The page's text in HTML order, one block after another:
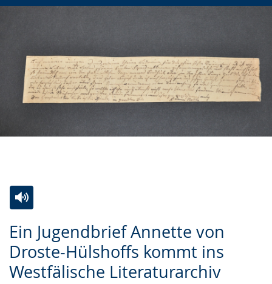
Ein Jugendbrief Annette von
Droste-Hülshoffs kommt ins
Westfälische Literaturarchiv
Leichten
Sprache
wechseln.
Audio-
Unterstützung.
Video
in
Deutscher